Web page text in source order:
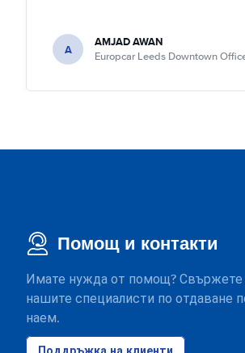
A AMJAD AWAN
Europcar Leeds Downtown
Помощ и контакти
Имате нужда от помощ? Свържете
нашите специалисти по отдаване
наем.